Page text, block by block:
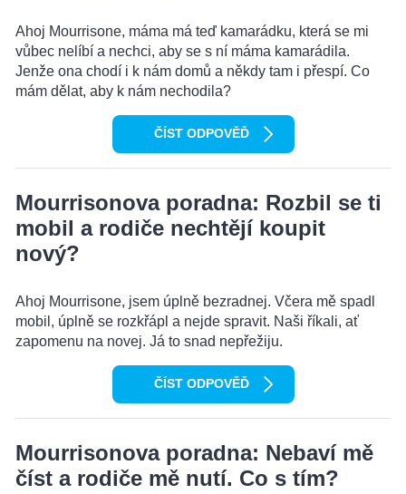
Ahoj Mourrisone, máma má teď kamarádku, která se mi
vůbec nelíbí a nechci, aby se s ní máma kamarádila.
Jenže ona chodí i k nám domů a někdy tam i přespí. Co
mám dělat, aby k nám nechodila?
ČÍST ODPOVĚĎ
Mourrisonova poradna: Rozbil se ti
mobil a rodiče nechtějí koupit
nový?
Ahoj Mourrisone, jsem úplně bezradnej. Včera mě spadl
mobil, úplně se rozkřápl a nejde spravit. Naši říkali, ať
zapomenu na novej. Já to snad nepřežiju.
ČÍST ODPOVĚĎ
Mourrisonova poradna: Nebaví mě
číst a rodiče mě nutí. Co s tím?